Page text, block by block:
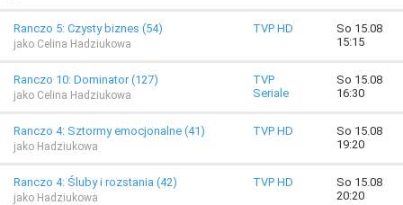
Ranczo 5: Czysty biznes (54)
jako Celina Hadziukowa
TVP HD
So 15.08
15:15
Ranczo 10: Dominator (127)
jako Celina Hadziukowa
TVP
Seriale
So 15.08
16:30
Ranczo 4: Sztormy emocjonalne (41)
jako Hadziukowa
TVP HD
So 15.08
19:20
Ranczo 4: Śluby i rozstania (42)
jako Hadziukowa
TVP HD
So 15.08
20:20